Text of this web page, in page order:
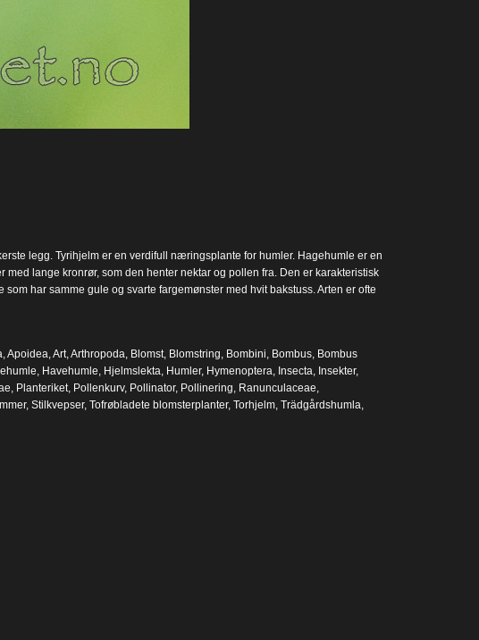
legg. Tyrihjelm er en verdifull næringsplante for humler. Hagehumle er en
lange kronrør, som den henter nektar og pollen fra. Den er karakteristisk
har samme gule og svarte fargemønster med hvit bakstuss. Arten er ofte
Apoidea Art, Arthropoda Blomst, Blomstring Bombini Bombus, Bombus
Havehumle Hjelmslekta Humler, Hymenoptera Insecta Insekter,
Planteriket, Pollenkurv, Pollinator, Pollinering Ranunculaceae
, Stilkvepser, Tofrøbladete blomsterplanter, Torhjelm, Trädgårdshumla